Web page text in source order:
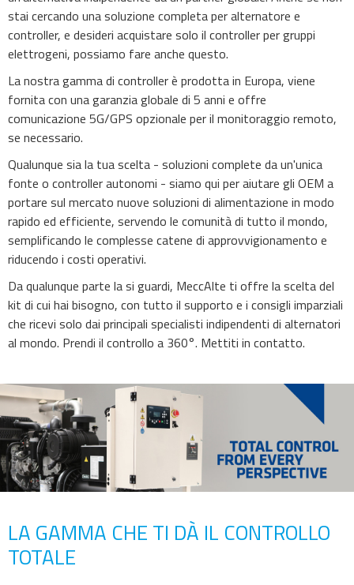
stai cercando una soluzione completa per alternatore e
controller, e desideri acquistare solo il controller per gruppi
elettrogeni, possiamo fare anche questo.
La nostra gamma di controller è prodotta in Europa, viene
fornita con una garanzia globale di 5 anni e offre
comunicazione 5G/GPS opzionale per il monitoraggio remoto,
se necessario.
Qualunque sia la tua scelta - soluzioni complete da un'unica
fonte o controller autonomi - siamo qui per aiutare gli OEM a
portare sul mercato nuove soluzioni di alimentazione in modo
rapido ed efficiente, servendo le comunità di tutto il mondo,
semplificando le complesse catene di approvvigionamento e
riducendo i costi operativi.
Da qualunque parte la si guardi, MeccAlte ti offre la scelta del
kit di cui hai bisogno, con tutto il supporto e i consigli imparziali
che ricevi solo dai principali specialisti indipendenti di alternatori
al mondo. Prendi il controllo a 360°. Mettiti in contatto.
LA GAMMA CHE TI DÀ IL CONTROLLO
TOTALE